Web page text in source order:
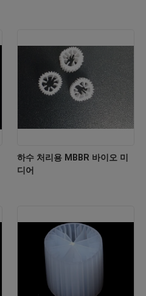
하수 처리용 MBBR 바이오 미
디어